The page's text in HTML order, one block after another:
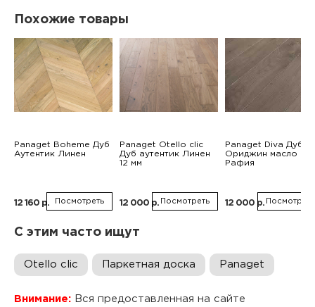
Похожие товары
Panaget Boheme Дуб
Аутентик Линен
12 160 р. Посмотреть
Panaget Otello clic
Дуб аутентик Линен
12 мм
12 000 р. Посмотреть
Panaget Diva Дуб
Ориджин масло
Рафия
12 000 р. Посмотреть
С этим часто ищут
Otello clic Паркетная доска Panaget
Внимание: Вся предоставленная на сайте